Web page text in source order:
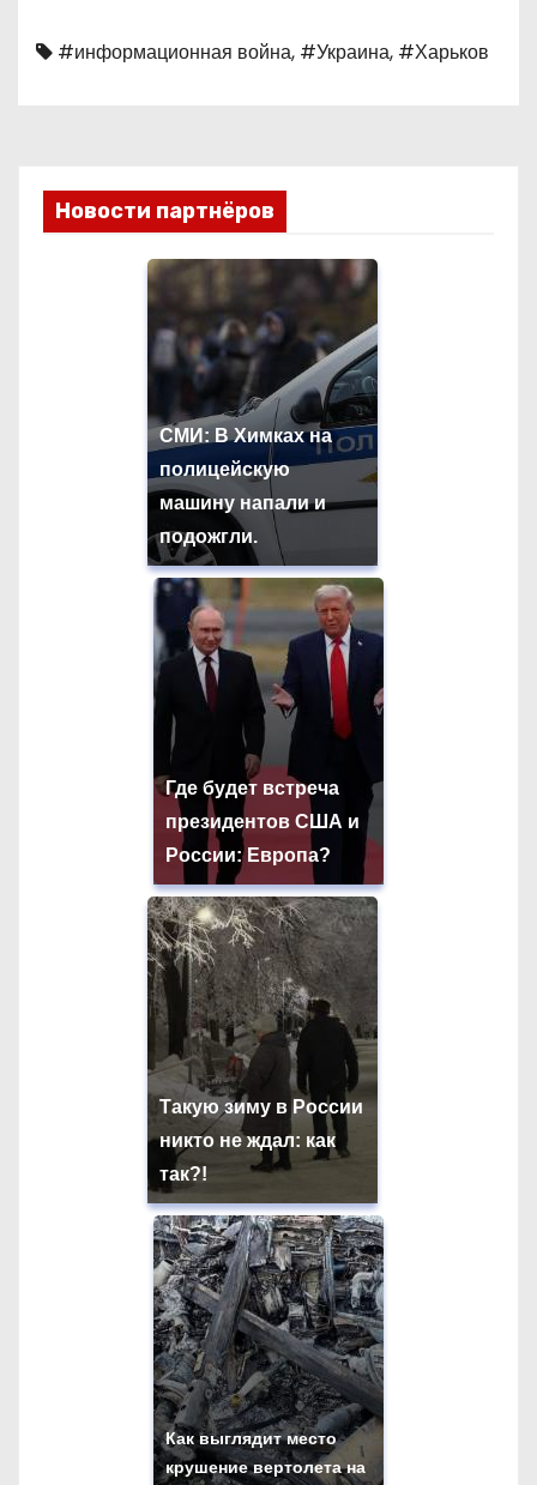
#информационная война, #Украина, #Харьков
Новости партнёров
СМИ: В Химках на
полицейскую
машину напали и
подожгли.
Где будет встреча
президентов США и
России: Европа?
Такую зиму в России
никто не ждал: как
так?!
Как выглядит место
крушение вертолета на